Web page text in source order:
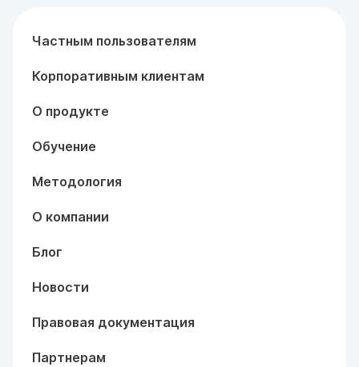
Частным пользователям
Корпоративным клиентам
О продукте
Обучение
Методология
О компании
Блог
Новости
Правовая документация
Партнерам